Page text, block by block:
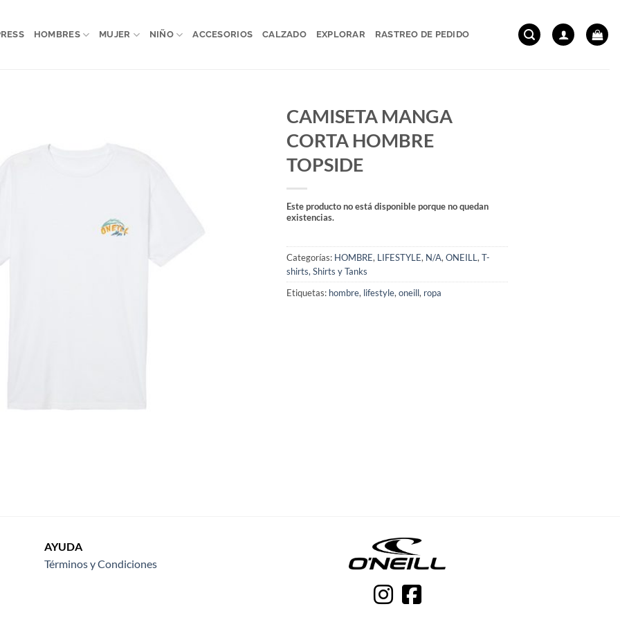
HOMBRES MUJER NIÑO ACCESORIOS CALZADO EXPLORAR RASTREO DE PEDIDO
CAMISETA MANGA
CORTA HOMBRE
TOPSIDE
Este producto no está disponible porque no quedan
existencias.
Categorías: HOMBRE, LIFESTYLE, N/A, ONEILL , T-
shirts, Shirts y Tanks
Etiquetas: hombre, lifestyle, oneill, ropa
AYUDA
Términos y Condiciones